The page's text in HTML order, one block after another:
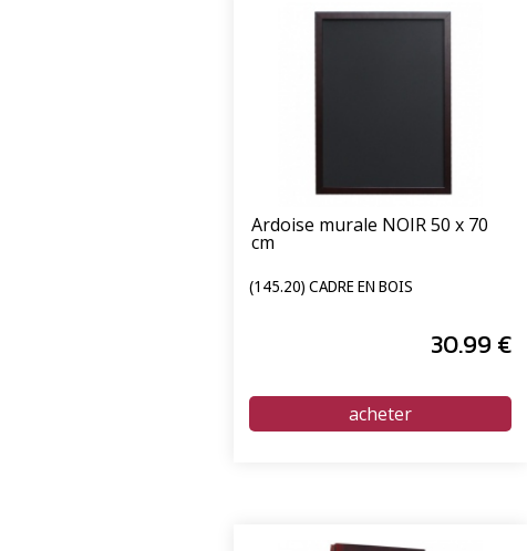
Ardoise murale NOIR 50 x 70
cm
(145.20) CADRE EN BOIS
30.99 €